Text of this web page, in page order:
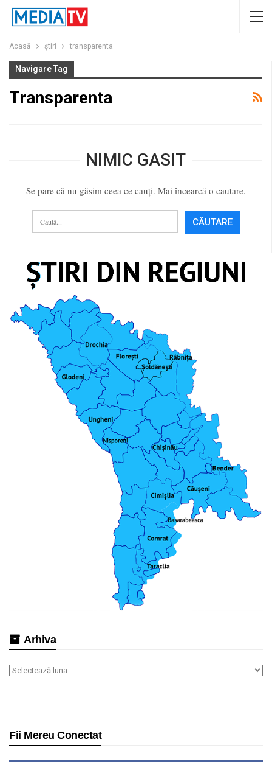
Acasă ştiri transparenta
Navigare Tag
Transparenta
NIMIC GASIT
Se pare că nu găsim ceea ce cauți. Mai încearcă o cautare.
Arhiva
Arhiva
Fii Mereu Conectat